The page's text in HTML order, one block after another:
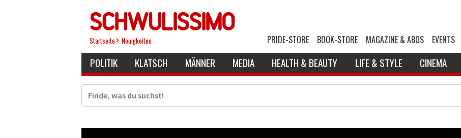
Startseite Neuigkeiten PRIDE-STORE BOOK-STORE MAGAZINE & ABOS EVENTS
POLITIK KLATSCH MÄNNER MEDIA HEALTH & BEAUTY LIFE & STYLE CINEMA
Suche